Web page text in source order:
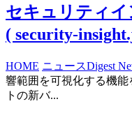
セキュリティ
( security-
HOME ニュースDigest
響範囲を可視化する機
トの新バ...